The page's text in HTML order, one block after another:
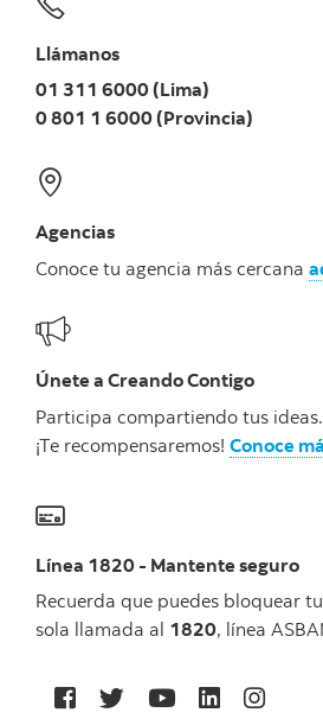
Llámanos
01 311 6000 (Lima)
0 801 1 6000 (Provincia)
Agencias
Conoce tu agencia más cercana
Únete a Creando Contigo
Participa compartiendo tus ideas.
¡Te recompensaremos! Conoce
Línea 1820 - Mantente seguro
Recuerda que puedes bloquear
sola llamada al 1820, línea